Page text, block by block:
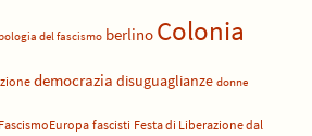
del fascismo berlino Colonia
democrazia disuguaglianze donne
FascismoEuropa fascisti Festa di Liberazione dal